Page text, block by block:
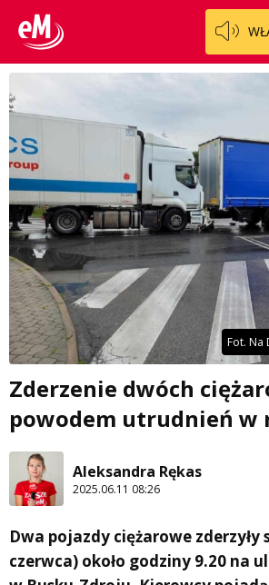
Fot. Na
Zderzenie dwóch
powodem utrudnień w
Aleksandra Rękas
2025.06.11 08:26
Dwa pojazdy ciężarowe zderzyły
czerwca) około godziny 9.20 na